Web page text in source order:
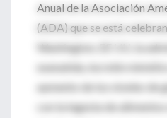
Anual de la Asociación
(ADA) que se está
Washington, EE UU, la
exenatida, incretín
aumento de los niveles de
con la ingesta de